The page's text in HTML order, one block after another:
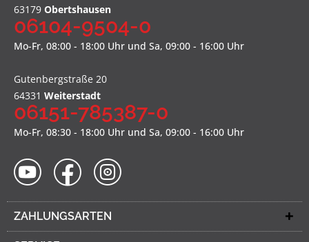
63179 Obertshausen
06104-9504-0
Mo-Fr, 08:00 - 18:00 Uhr und Sa, 09:00 - 16:00 Uhr
Gutenbergstraße 20
64331 Weiterstadt
06151-785387-0
Mo-Fr, 08:30 - 18:00 Uhr und Sa, 09:00 - 16:00 Uhr
ZAHLUNGSARTEN